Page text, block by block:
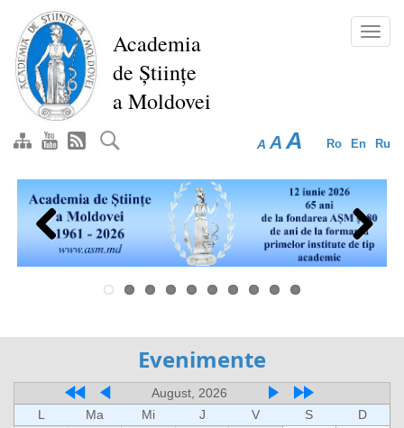
Перейти
основному
содержанию
Academia
de Științe
a Moldovei
Ro En Ru
A A A
Previous Next
Evenimente
August, 2026
L
Ma Mi J V S
D